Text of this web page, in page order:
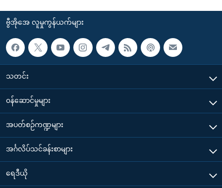
ဗွီအိုအေ လူမှုကွန်ယက်များ
သတင်း
၀န်ဆောင်မှုများ
အပတ်စဉ်ကဏ္ဍများ
အင်္ဂလိပ်သင်ခန်းစာများ
ရေဒီယို